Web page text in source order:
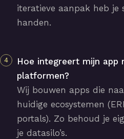
iteratieve aanpak heb je
handen.
Hoe integreert mijn app
platformen?
Wij bouwen apps die
huidige ecosystemen
portals). Zo behoud je
je datasilo’s.